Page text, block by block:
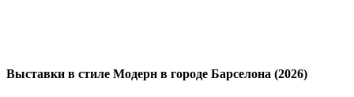
Выставки в стиле Модерн в городе Барселона (2026)